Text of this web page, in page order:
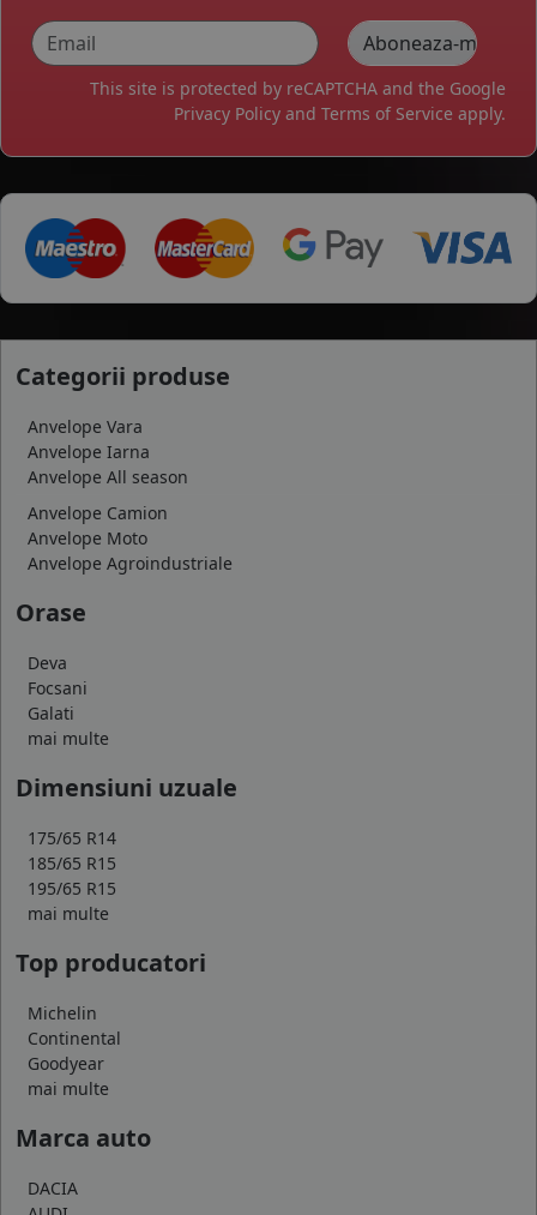
This site is protected by reCAPTCHA and the Google
Privacy Policy and Terms of Service apply.
Categorii produse
Anvelope Vara
Anvelope Iarna
Anvelope All season
Anvelope Camion
Anvelope Moto
Anvelope Agroindustriale
Orase
Deva
Focsani
Galati
mai multe
Dimensiuni uzuale
175/65 R14
185/65 R15
195/65 R15
mai multe
Top producatori
Michelin
Continental
Goodyear
mai multe
Marca auto
DACIA